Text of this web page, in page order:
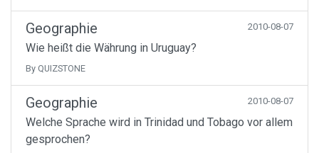
Geographie 2010-08-07
Wie heißt die Währung in Uruguay?
By QUIZSTONE
Geographie 2010-08-07
Welche Sprache wird in Trinidad und Tobago vor allem
gesprochen?